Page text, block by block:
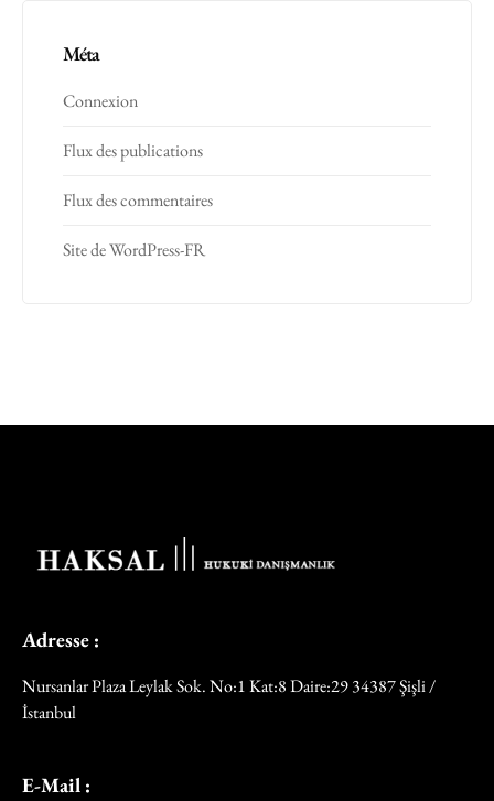
Méta
Connexion
Flux des publications
Flux des commentaires
Site de WordPress-FR
Adresse :
Nursanlar Plaza Leylak Sok. No:1 Kat:8 Daire:29 34387 Şişli /
İstanbul
E-Mail :